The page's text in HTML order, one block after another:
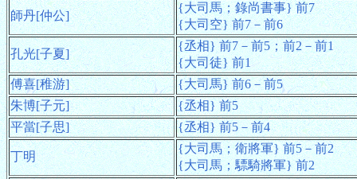
師丹[仲公]
{大司馬；錄尚書事} 前7
{大司空} 前7－前6
孔光[子夏]
{丞相} 前7－前5；前2－前1
{大司徒} 前1
傅喜[稚游]
{大司馬} 前6－前5
朱博[子元]
{丞相} 前5
平當[子思]
{丞相} 前5－前4
丁明
{大司馬；衛將軍} 前5－前2
{大司馬；驃騎將軍} 前2